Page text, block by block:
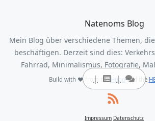
Natenoms Blog
Mein Blog über verschiedene Themen,
beschäftigen. Derzeit sind dies:
Fahrrad, Minimalismus, Fotografie,
Build with ❤️ from the Hugoand the
Impressum Datenschutz